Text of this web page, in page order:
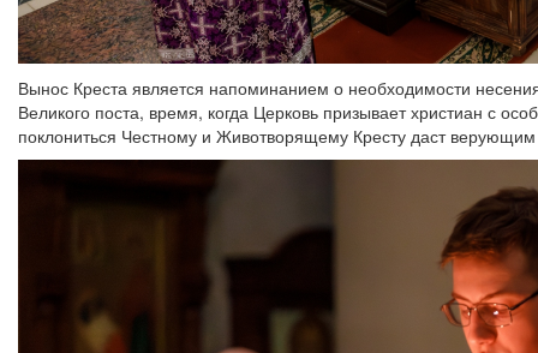
Вынос Креста является напоминанием о необходимости
Великого поста, время, когда Церковь призывает христиан с
поклониться Честному и Животворящему Кресту даст